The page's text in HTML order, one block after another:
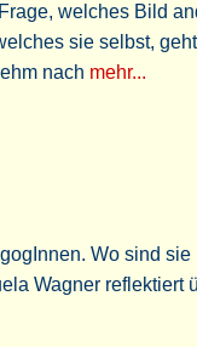
welches Bild
sie selbst, geht
nach mehr...
Wo sind sie
Wagner reflektiert